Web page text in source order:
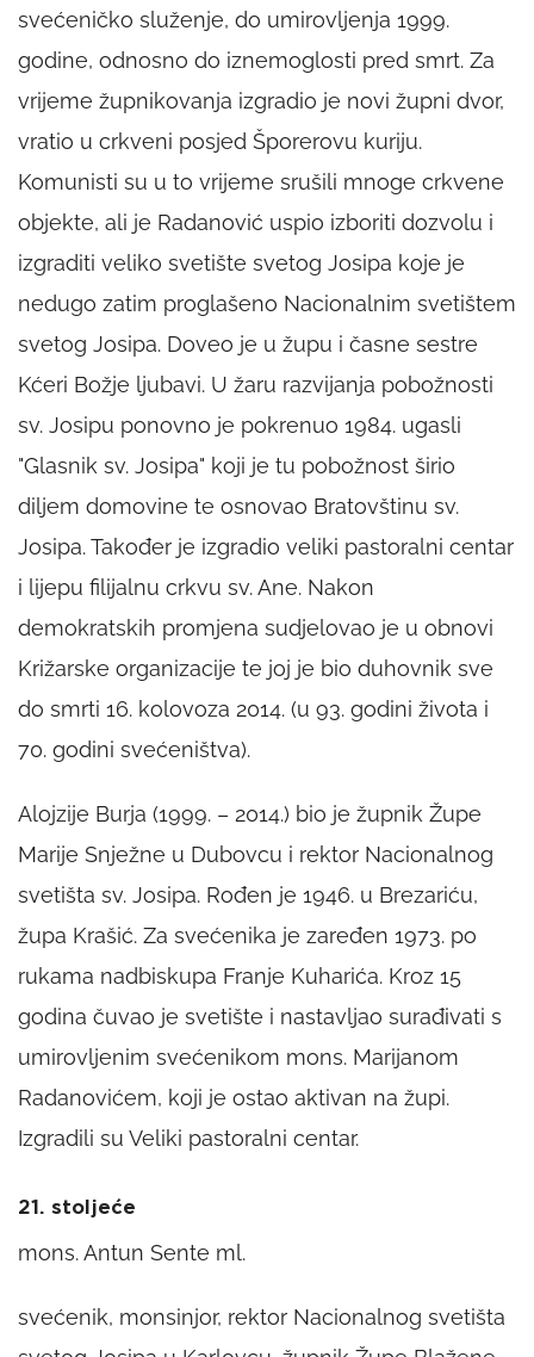
svećeničko služenje, do umirovljenja 1999.
godine, odnosno do iznemoglosti pred smrt. Za
vrijeme župnikovanja izgradio je novi župni dvor,
vratio u crkveni posjed Šporerovu kuriju.
Komunisti su u to vrijeme srušili mnoge crkvene
objekte, ali je Radanović uspio izboriti dozvolu i
izgraditi veliko svetište svetog Josipa koje je
nedugo zatim proglašeno Nacionalnim svetištem
svetog Josipa. Doveo je u župu i časne sestre
Kćeri Božje ljubavi. U žaru razvijanja pobožnosti
sv. Josipu ponovno je pokrenuo 1984. ugasli
"Glasnik sv. Josipa" koji je tu pobožnost širio
diljem domovine te osnovao Bratovštinu sv.
Josipa. Također je izgradio veliki pastoralni centar
i lijepu filijalnu crkvu sv. Ane. Nakon
demokratskih promjena sudjelovao je u obnovi
Križarske organizacije te joj je bio duhovnik sve
do smrti 16. kolovoza 2014. (u 93. godini života i
70. godini svećeništva).
Alojzije Burja (1999. – 2014.) bio je župnik Župe
Marije Snježne u Dubovcu i rektor Nacionalnog
svetišta sv. Josipa. Rođen je 1946. u Brezariću,
župa Krašić. Za svećenika je zaređen 1973. po
rukama nadbiskupa Franje Kuharića. Kroz 15
godina čuvao je svetište i nastavljao surađivati s
umirovljenim svećenikom mons. Marijanom
Radanovićem, koji je ostao aktivan na župi.
Izgradili su Veliki pastoralni centar.
21. stoljeće
mons. Antun Sente ml.
svećenik, monsinjor, rektor Nacionalnog svetišta